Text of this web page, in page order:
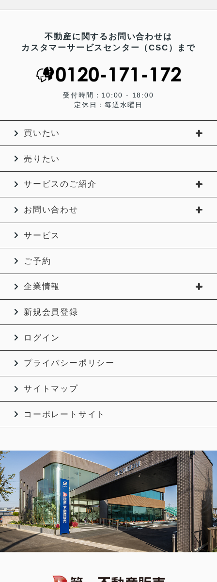
不動産に関するお問い合わせは
カスタマーサービスセンター（CSC）まで
受付時間：10:00 - 18:00
定休日：毎週水曜日
買いたい
売りたい
サービスのご紹介
お問い合わせ
サービス
ご予約
企業情報
新規会員登録
ログイン
プライバシーポリシー
サイトマップ
コーポレートサイト